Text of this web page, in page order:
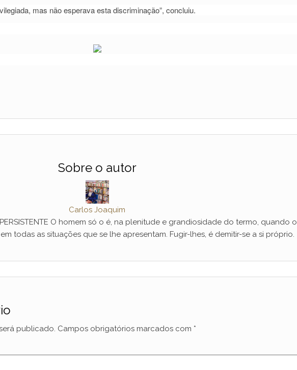
mas não esperava esta discriminação”, concluiu.
Sobre o autor
Carlos Joaquim
PERSISTENTE O homem só o é, na plenitude e grandiosidade do termo, quando o
todas as situações que se lhe apresentam. Fugir-lhes, é demitir-se a si próprio.
publicado. Campos obrigatórios marcados com *